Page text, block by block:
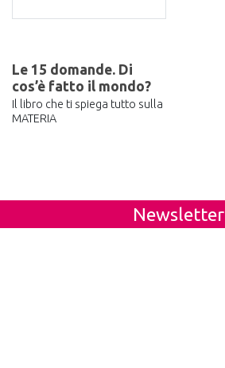
Le 15 domande. Di
cos’è fatto il mondo?
Il libro che ti spiega tutto sulla
MATERIA
Newsletter